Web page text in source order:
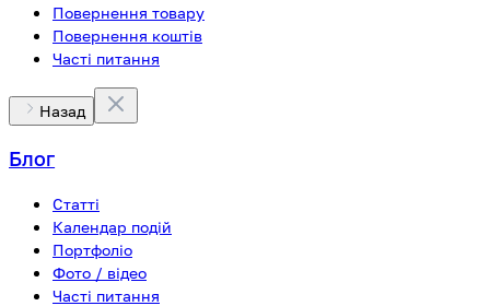
Повернення товару
Повернення коштів
Часті питання
Назад
Блог
Статті
Календар подій
Портфоліо
Фото / відео
Часті питання